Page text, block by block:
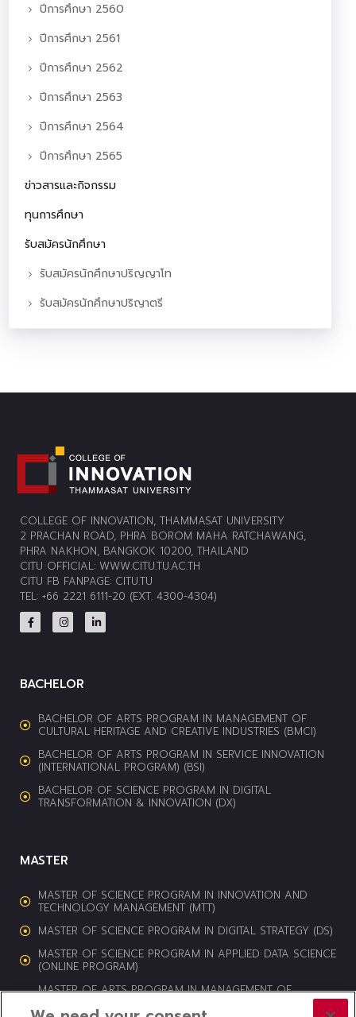
ปีการศึกษา 2560
ปีการศึกษา 2561
ปีการศึกษา 2562
ปีการศึกษา 2563
ปีการศึกษา 2564
ปีการศึกษา 2565
ข่าวสารและกิจกรรม
ทุนการศึกษา
รับสมัครนักศึกษา
รับสมัครนักศึกษาปริญญาโท
รับสมัครนักศึกษาปริญาตรี
COLLEGE OF INNOVATION, THAMMASAT UNIVERSITY
2 PRACHAN ROAD, PHRA BOROM MAHA RATCHAWANG,
PHRA NAKHON, BANGKOK 10200, THAILAND
CITU OFFICIAL: WWW.CITU.TU.AC.TH
CITU FB FANPAGE: CITU.TU
TEL: +66 2221 6111-20 (EXT. 4300-4304)
BACHELOR
BACHELOR OF ARTS PROGRAM IN MANAGEMENT OF
CULTURAL HERITAGE AND CREATIVE INDUSTRIES (BMCI)
BACHELOR OF ARTS PROGRAM IN SERVICE INNOVATION
(INTERNATIONAL PROGRAM) (BSI)
BACHELOR OF SCIENCE PROGRAM IN DIGITAL
TRANSFORMATION & INNOVATION (DX)
MASTER
MASTER OF SCIENCE PROGRAM IN INNOVATION AND
TECHNOLOGY MANAGEMENT (MTT)
MASTER OF SCIENCE PROGRAM IN DIGITAL STRATEGY (DS)
MASTER OF SCIENCE PROGRAM IN APPLIED DATA SCIENCE
(ONLINE PROGRAM)
MASTER OF ARTS PROGRAM IN MANAGEMENT OF